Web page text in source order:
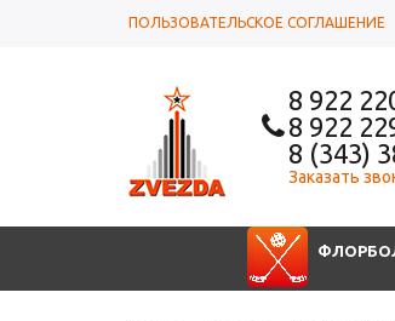
ПОЛЬЗОВАТЕЛЬСКОЕ СОГЛАШЕНИЕ
8 922
8 922
8 (343)
Заказать